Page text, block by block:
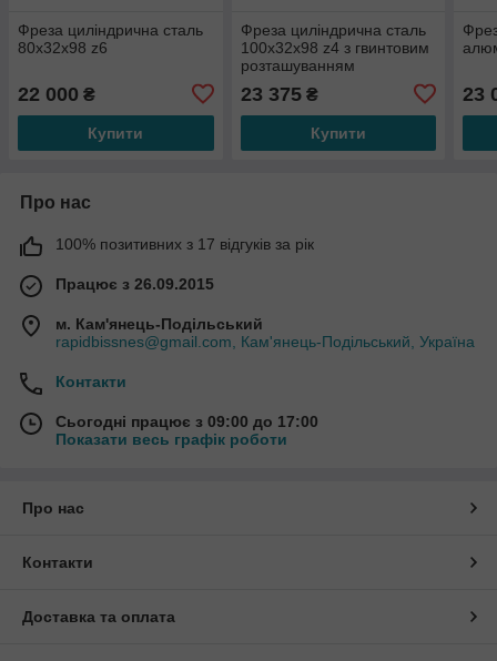
Фреза циліндрична сталь
80х32х98 z6
22 000 ₴
Купити
Фреза циліндрична сталь
100х32х98 z4 з гвинтовим
розташуванням
23 375₴
Купити
23
Про нас
100% позитивних з 17 відгуків за рік
Працює з 26.09.2015
м. Кам'янець-Подільський
rapidbissnes@gmail.com, Кам'янець-Подільський, Україна
Контакти
Сьогодні працює з 09:00 до 17:00
Показати весь графік роботи
Про нас
Контакти
Доставка та оплата